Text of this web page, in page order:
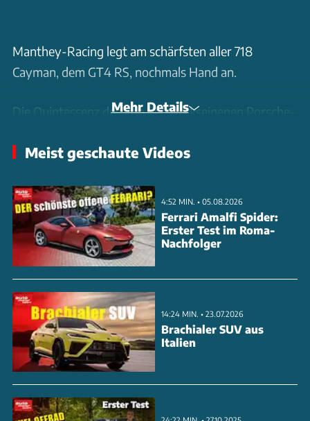
Manthey-Racing legt am schärfsten aller 718
Cayman, dem GT4 RS, nochmals Hand an.
Die Quintessenz des von der werkseigenen Porsche-
Upgrade-Kits lautet: Einen ab Werk bereits sehr
Rennstrecke zu perfektionieren und schneller zu
machen.
Wie gut die Upgrades funktionieren, erfahren wir
heute auf der Nürburgring-Nordschleife im sport
auto Supertest.
Mehr Details
Meist geschaute Videos
4:52 MIN. • 05.08.2026
Ferrari Amalfi Spider:
Erster Test im Roma-
Nachfolger
14:24 MIN. • 23.07.2026
Brachialer SUV aus
Italien